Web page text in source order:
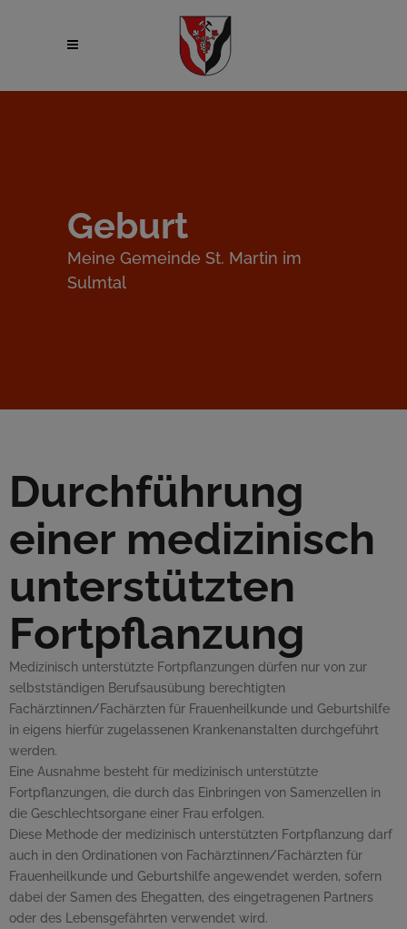
Geburt
Meine Gemeinde St. Martin im
Sulmtal
Durchführung
einer medizinisch
unterstützten
Fortpflanzung
Medizinisch unterstützte Fortpflanzungen dürfen nur von zur
selbstständigen Berufsausübung berechtigten
Fachärztinnen/Fachärzten für Frauenheilkunde und Geburtshilfe
in eigens hierfür zugelassenen Krankenanstalten durchgeführt
werden.
Eine Ausnahme besteht für medizinisch unterstützte
Fortpflanzungen, die durch das Einbringen von Samenzellen in
die Geschlechtsorgane einer Frau erfolgen.
Diese Methode der medizinisch unterstützten Fortpflanzung darf
auch in den Ordinationen von Fachärztinnen/Fachärzten für
Frauenheilkunde und Geburtshilfe angewendet werden, sofern
dabei der Samen des Ehegatten, des eingetragenen Partners
oder des Lebensgefährten verwendet wird.